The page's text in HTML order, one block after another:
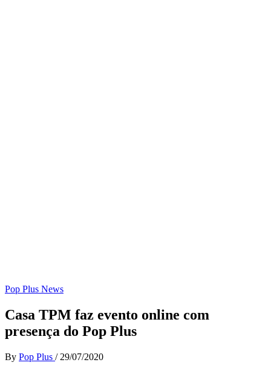
Pop Plus News
Casa TPM faz evento online com
presença do Pop Plus
By Pop Plus / 29/07/2020